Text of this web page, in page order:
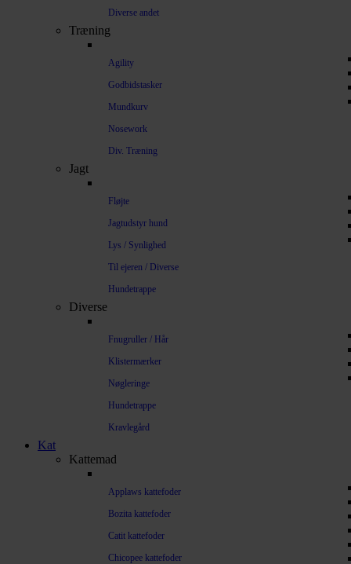
Diverse andet
Træning
Agility
Godbidstasker
Mundkurv
Nosework
Div. Træning
Jagt
Fløjte
Jagtudstyr hund
Lys / Synlighed
Til ejeren / Diverse
Hundetrappe
Diverse
Fnugruller / Hår
Klistermærker
Nøgleringe
Hundetrappe
Kravlegård
Kat
Kattemad
Applaws kattefoder
Bozita kattefoder
Catit kattefoder
Chicopee kattefoder